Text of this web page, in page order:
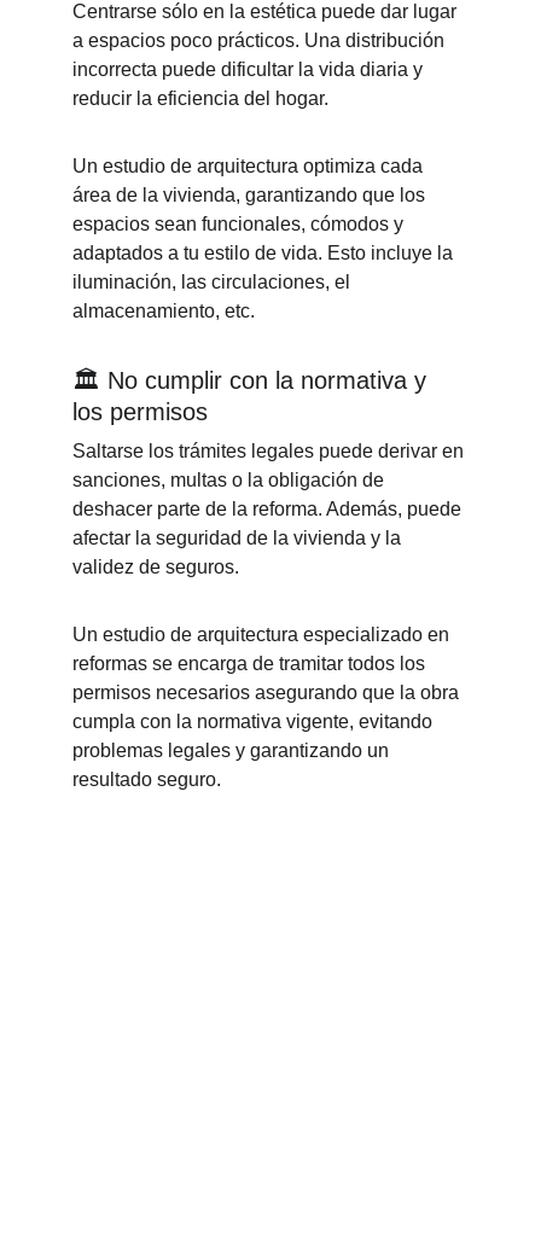
Centrarse sólo en la estética puede dar lugar
a espacios poco prácticos. Una distribución
incorrecta puede dificultar la vida diaria y
reducir la eficiencia del hogar.
Un estudio de arquitectura optimiza cada
área de la vivienda, garantizando que los
espacios sean funcionales, cómodos y
adaptados a tu estilo de vida. Esto incluye la
iluminación, las circulaciones, el
almacenamiento, etc.
🏛️ No cumplir con la normativa y
los permisos
Saltarse los trámites legales puede derivar en
sanciones, multas o la obligación de
deshacer parte de la reforma. Además, puede
afectar la seguridad de la vivienda y la
validez de seguros.
Un estudio de arquitectura especializado en
reformas se encarga de tramitar todos los
permisos necesarios asegurando que la obra
cumpla con la normativa vigente, evitando
problemas legales y garantizando un
resultado seguro.